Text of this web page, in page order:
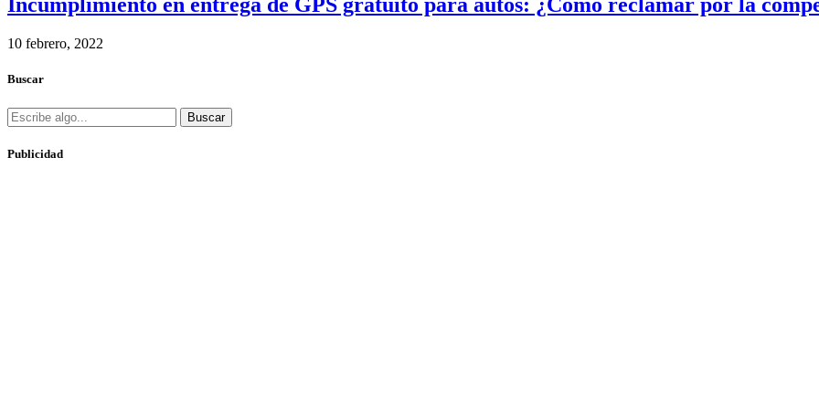
Incumplimiento en entrega de GPS gratuito para autos: ¿Cómo reclamar por la
10 febrero, 2022
Buscar
Buscar
Publicidad